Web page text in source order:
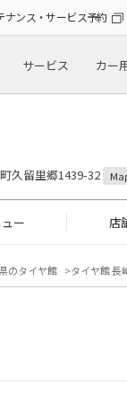
ナンス・サービス予約
サービス カー
久留里郷1439-32
ー 店
のタイヤ館 タイヤ館 長